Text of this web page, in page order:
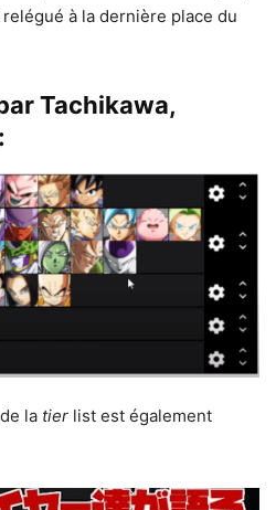
à la dernière place du
Tachikawa,
la tier list est également